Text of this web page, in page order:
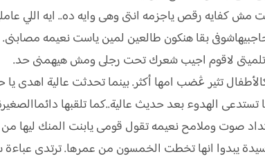
مش كفايه رقص ياجزمه انتى وهى وايه ده.. ايه اللي
بقا هنكون طالعين لمين ياست نعيمه مصابنى.
اتلميتى لاقوم اجيب شعرك تحت رجلى ومش هيهمنى حد.
تثير ڠضب امها أكثر. بينما تحدثت عالية اهدى
تستدعى الهدوء بعد حديث عالية..كما تلقبها
صوت وملامح نعيمه تقول قومى يابنت المنك ليها من
سيدة يبدوا انها تخطت الخمسون من عمرها. ترتدى عباءة